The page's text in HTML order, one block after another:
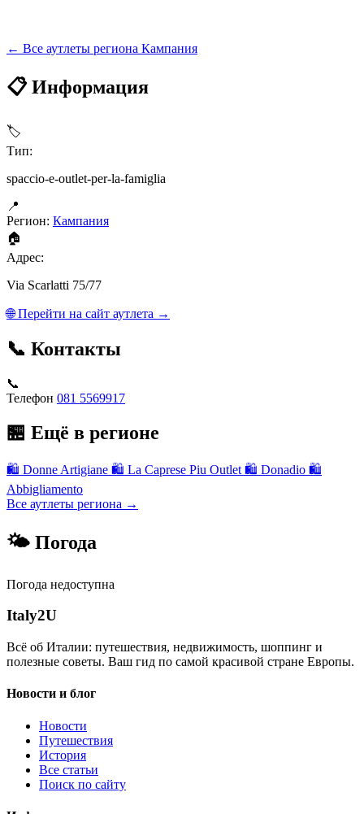
← Все аутлеты региона Кампания
📋 Информация
🏷
Тип:
spaccio-e-outlet-per-la-famiglia
📍
Регион: Кампания
🏠
Адрес:
Via Scarlatti 75/77
🌐 Перейти на сайт аутлета →
📞 Контакты
📞
Телефон 081 5569917
🏪 Ещё в регионе
🛍 Donne Artigiane 🛍 La Caprese Piu Outlet 🛍 Donadio 🛍
Abbigliamento
Все аутлеты региона →
🌤 Погода
Погода недоступна
Italy2U
Всё об Италии: путешествия, недвижимость, шоппинг и
полезные советы. Ваш гид по самой красивой стране Европы.
Новости и блог
Новости
Путешествия
История
Все статьи
Поиск по сайту